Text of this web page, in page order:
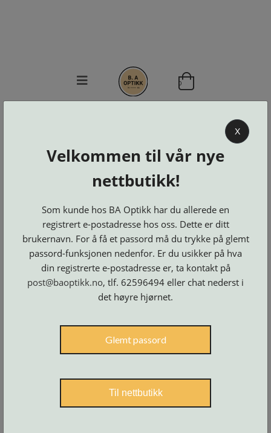
KONTAKT
BESTILL
LOGG INN
0
Brillesnorer
Clip-
on
og
Suncover
Etuier
Innfatninger
Lesebriller
Luper
Speil
Maskiner
Microkluter
Neseputer
og
Skruer
Solbriller
Verktøy
og
tilbehør
X
Velkommen til vår nye
nettbutikk!
Som kunde hos BA Optikk har du allerede en
registrert e-postadresse hos oss. Dette er ditt
brukernavn. For å få et passord må du trykke på glemt
passord-funksjonen nedenfor. Er du usikker på hva
din registrerte e-postadresse er, ta kontakt på
post@baoptikk.no, tlf. 62596494 eller chat nederst i
det høyre hjørnet.
Glemt passord
Til nettbutikk